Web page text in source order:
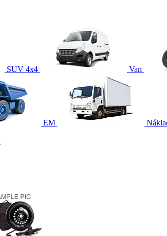
SUV 4x4 Van
EM